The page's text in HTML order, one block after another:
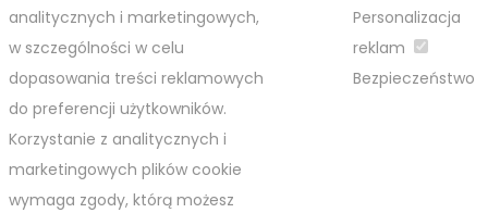
analitycznych i marketingowych,
w szczególności w celu
dopasowania treści reklamowych
do preferencji użytkowników.
Korzystanie z analitycznych i
marketingowych plików cookie
wymaga zgody, którą możesz
Personalizacja
reklam
Bezpieczeństwo